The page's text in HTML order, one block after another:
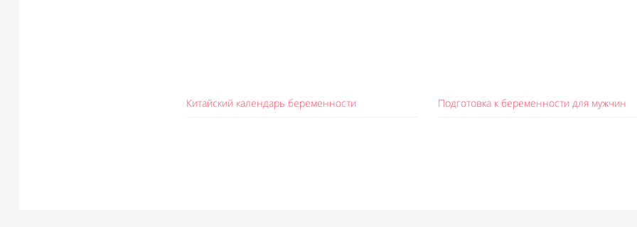
Китайский календарь беременности Подготовка к беременности для мужчин